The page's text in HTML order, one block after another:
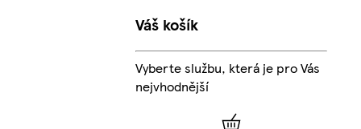
Váš košík
Vyberte službu, která je pro Vás
nejvhodnější